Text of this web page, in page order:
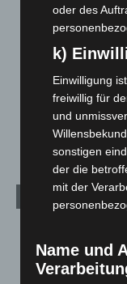
Langenhagen
Leserbriefe
Menschen
Über uns
Veranstaltungen
Juli 2026(73)
oder des
k)
Einwilligung
freiwillig für
und
sonstigen
der die
mit der
Name und